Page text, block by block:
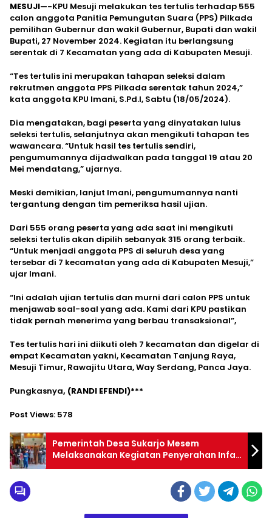
MESUJI—-KPU Mesuji melakukan tes tertulis terhadap 555
calon anggota Panitia Pemungutan Suara (PPS) Pilkada
pemilihan Gubernur dan wakil Gubernur, Bupati dan wakil
Bupati, 27 November 2024. Kegiatan itu berlangsung
serentak di 7 Kecamatan yang ada di Kabupaten Mesuji.
“Tes tertulis ini merupakan tahapan seleksi dalam
rekrutmen anggota PPS Pilkada serentak tahun 2024,”
kata anggota KPU Imani, S.Pd.I, Sabtu (18/05/2024).
Dia mengatakan, bagi peserta yang dinyatakan lulus
seleksi tertulis, selanjutnya akan mengikuti tahapan tes
wawancara. “Untuk hasil tes tertulis sendiri,
pengumumannya dijadwalkan pada tanggal 19 atau 20
Mei mendatang,” ujarnya.
Meski demikian, lanjut Imani, pengumumannya nanti
tergantung dengan tim pemeriksa hasil ujian.
Dari 555 orang peserta yang ada saat ini mengikuti
seleksi tertulis akan dipilih sebanyak 315 orang terbaik.
“Untuk menjadi anggota PPS di seluruh desa yang
tersebar di 7 kecamatan yang ada di Kabupaten Mesuji,”
ujar Imani.
“Ini adalah ujian tertulis dan murni dari calon PPS untuk
menjawab soal-soal yang ada. Kami dari KPU pastikan
tidak pernah menerima yang berbau transaksional”,
Tes tertulis hari ini diikuti oleh 7 kecamatan dan digelar di
empat Kecamatan yakni, Kecamatan Tanjung Raya,
Mesuji Timur, Rawajitu Utara, Way Serdang, Panca Jaya.
Pungkasnya, (RANDI EFENDI)***
Post Views: 578
Pemerintah Desa Sukarjo Mesem
Melaksanakan Kegiatan Penyerahan Infak
Anak Yatim.